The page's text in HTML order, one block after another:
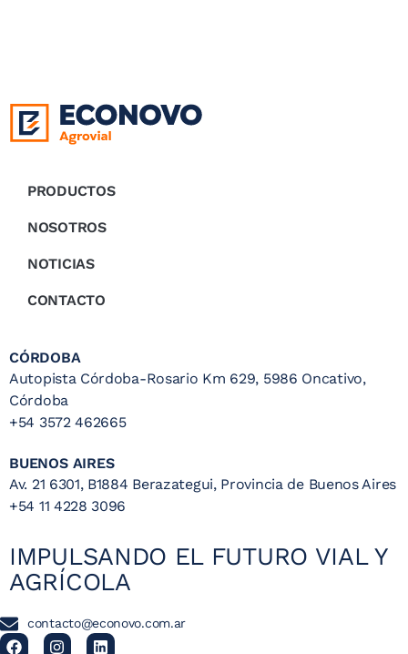
PRODUCTOS
NOSOTROS
NOTICIAS
CONTACTO
CÓRDOBA
Autopista Córdoba-Rosario Km 629, 5986 Oncativo,
Córdoba
+54 3572 462665
BUENOS AIRES
Av. 21 6301, B1884 Berazategui, Provincia de Buenos Aires
+54 11 4228 3096
IMPULSANDO EL FUTURO VIAL Y
AGRÍCOLA
contacto@econovo.com.ar